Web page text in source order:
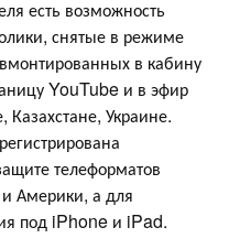
есть возможность
снятые в режиме
в кабину
YouTube и в эфир
Украине.
телеформатов
Америки, а для
под iPhone и iPad.